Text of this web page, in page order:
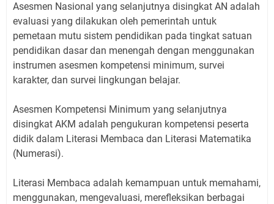
Asesmen Nasional yang selanjutnya disingkat AN adalah
evaluasi yang dilakukan oleh pemerintah untuk
pemetaan mutu sistem pendidikan pada tingkat satuan
pendidikan dasar dan menengah dengan menggunakan
instrumen asesmen kompetensi minimum, survei
karakter, dan survei lingkungan belajar.
Asesmen Kompetensi Minimum yang selanjutnya
disingkat AKM adalah pengukuran kompetensi peserta
didik dalam Literasi Membaca dan Literasi Matematika
(Numerasi).
Literasi Membaca adalah kemampuan untuk memahami,
menggunakan, mengevaluasi, merefleksikan berbagai